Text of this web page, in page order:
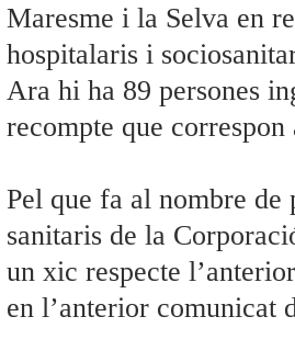
Maresme i la Selva en
hospitalaris i
Ara hi ha 89 persones
recompte que correspon
Pel que fa al nombre de
sanitaris de la
un xic respecte
en l’anterior comunicat